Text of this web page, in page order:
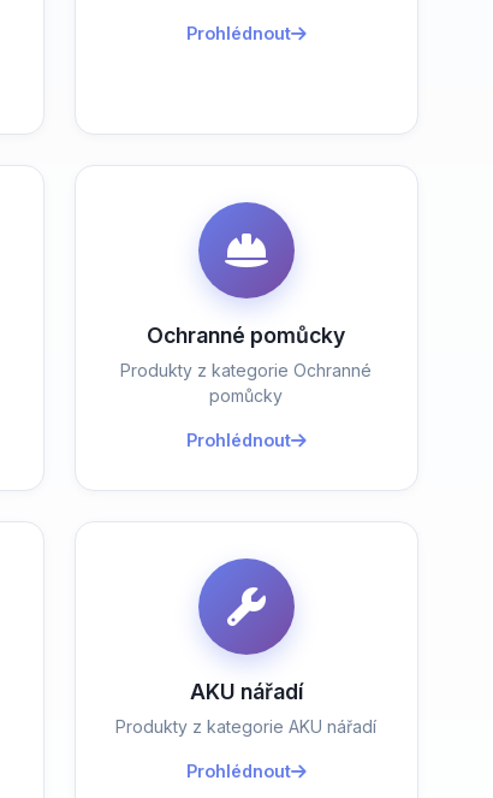
Prohlédnout
Ochranné pomůcky
Produkty z kategorie Ochranné
pomůcky
Prohlédnout
AKU nářadí
Produkty z kategorie AKU nářadí
Prohlédnout